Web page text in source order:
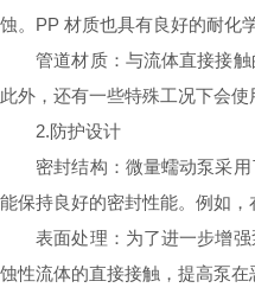
蚀。PP 材质也具有良好的耐化
管道材质：与流体直接接触
此外，还有一些特殊工况下会
2.防护设计
密封结构：微量蠕动泵采用
能保持良好的密封性能。例如
表面处理：为了进一步增强
蚀性流体的直接接触，提高泵在